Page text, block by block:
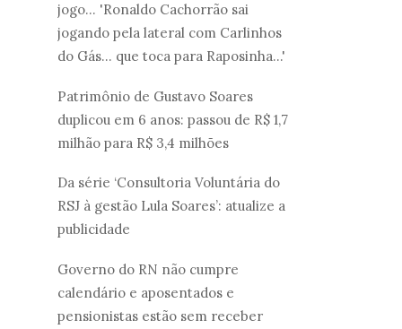
jogo... 'Ronaldo Cachorrão sai
jogando pela lateral com Carlinhos
do Gás... que toca para Raposinha...'
Patrimônio de Gustavo Soares
duplicou em 6 anos: passou de R$ 1,7
milhão para R$ 3,4 milhões
Da série ‘Consultoria Voluntária do
RSJ à gestão Lula Soares’: atualize a
publicidade
Governo do RN não cumpre
calendário e aposentados e
pensionistas estão sem receber